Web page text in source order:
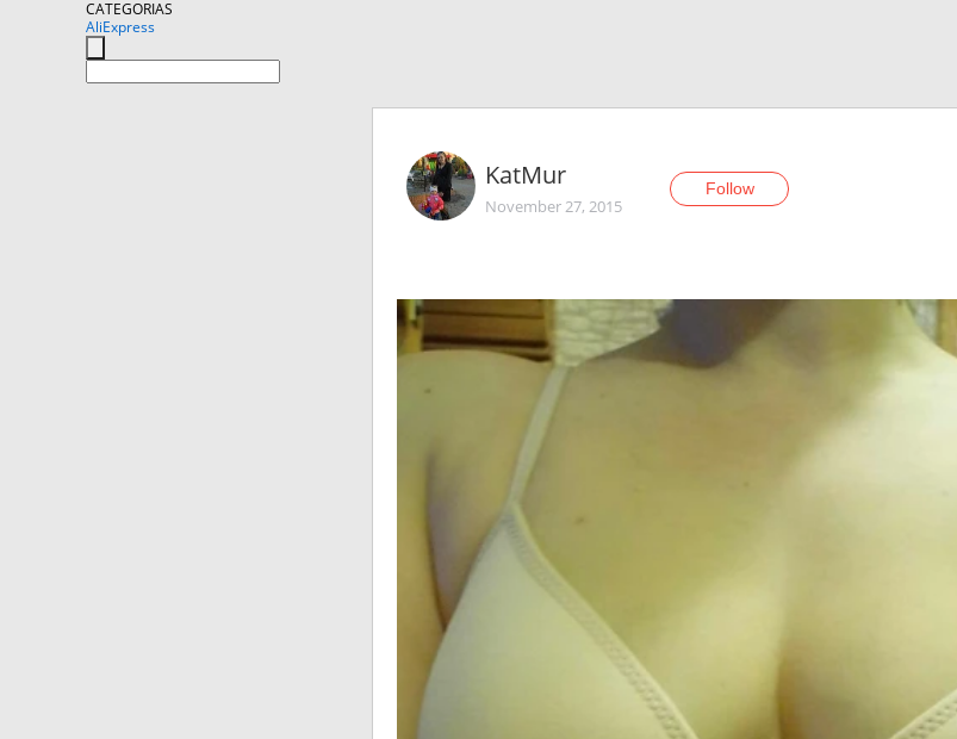
CATEGORIAS
AliExpress
KatMur
November 27, 2015
Follow